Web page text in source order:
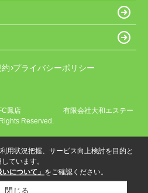
プライバシーポリシー
FC鳳店 有限会社大和エステー
Reserved.
用状況把握、サービス向上検討を目的と
ています。
について」 をご確認ください。
閉じる